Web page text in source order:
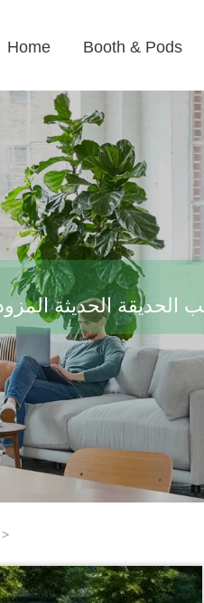
Home Booth & Pods
الحديقة الحديثة